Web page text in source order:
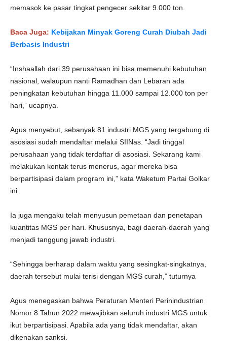
memasok ke pasar tingkat pengecer sekitar 9.000 ton.
Baca Juga: Kebijakan Minyak Goreng Curah Diubah Jadi
Berbasis Industri
“Inshaallah dari 39 perusahaan ini bisa memenuhi kebutuhan
nasional, walaupun nanti Ramadhan dan Lebaran ada
peningkatan kebutuhan hingga 11.000 sampai 12.000 ton per
hari,” ucapnya.
Agus menyebut, sebanyak 81 industri MGS yang tergabung di
asosiasi sudah mendaftar melalui SIINas. “Jadi tinggal
perusahaan yang tidak terdaftar di asosiasi. Sekarang kami
melakukan kontak terus menerus, agar mereka bisa
berpartisipasi dalam program ini,” kata Waketum Partai Golkar
ini.
Ia juga mengaku telah menyusun pemetaan dan penetapan
kuantitas MGS per hari. Khususnya, bagi daerah-daerah yang
menjadi tanggung jawab industri.
“Sehingga berharap dalam waktu yang sesingkat-singkatnya,
daerah tersebut mulai terisi dengan MGS curah,” tuturnya
Agus menegaskan bahwa Peraturan Menteri Perinindustrian
Nomor 8 Tahun 2022 mewajibkan seluruh industri MGS untuk
ikut berpartisipasi. Apabila ada yang tidak mendaftar, akan
dikenakan sanksi.